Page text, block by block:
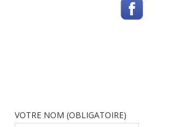
VOTRE NOM (OBLIGATOIRE)